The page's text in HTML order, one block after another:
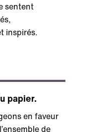
sentent
inspirés.
papier.
en faveur
de